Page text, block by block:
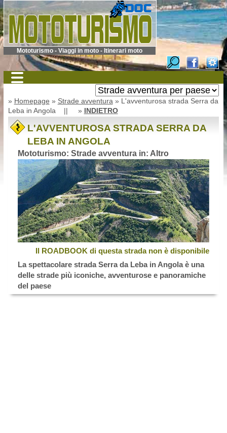
Mototurismo - Viaggi in moto - Itinerari moto
» Homepage » Strade avventura » L'avventurosa strada Serra da
Leba in Angola || » INDIETRO
L'AVVENTUROSA STRADA SERRA DA
LEBA IN ANGOLA
Mototurismo: Strade avventura in: Altro
Il ROADBOOK di questa strada non è disponibile
La spettacolare strada Serra da Leba in Angola è una
delle strade più iconiche, avventurose e panoramiche
del paese